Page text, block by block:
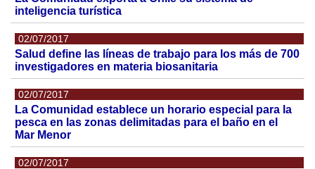
inteligencia turística
02/07/2017
Salud define las líneas de trabajo para los más de 700
investigadores en materia biosanitaria
02/07/2017
La Comunidad establece un horario especial para la
pesca en las zonas delimitadas para el baño en el
Mar Menor
02/07/2017